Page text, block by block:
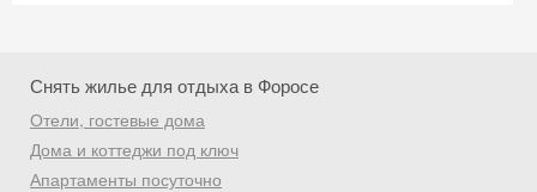
Снять жилье для отдыха в Форосе
Отели, гостевые дома
Дома и коттеджи под ключ
Апартаменты посуточно